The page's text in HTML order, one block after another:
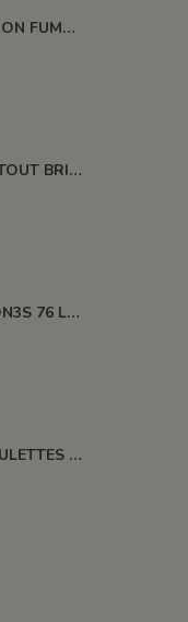
KIT ASPIRATION FUMEE ET ODEUR POUR FOUR PLUTON
FOUR KEOS TOUT BRIQUES 91 L 1320°C
FOUR PLUTON3S 76 L 1300°C
SET DE 6 ROULETTES POUR LES FOURS DE M100 A M220